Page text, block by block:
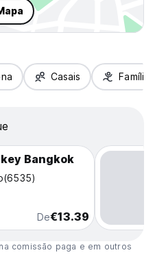
Casais Famílias
Bangkok
(6535)
De€13.39
comissão paga e em outros